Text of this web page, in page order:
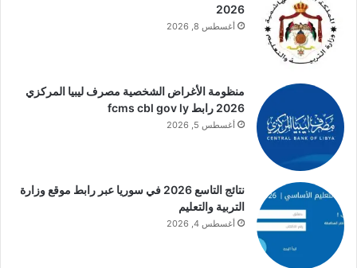
2026
أغسطس 8, 2026
منظومة الأغراض الشخصية مصرف ليبيا المركزي
2026 رابط fcms cbl gov ly
أغسطس 5, 2026
نتائج التاسع 2026 في سوريا عبر رابط موقع وزارة
التربية والتعليم
أغسطس 4, 2026